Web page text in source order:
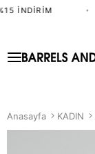
İNDIRIM
Anasayfa KADIN